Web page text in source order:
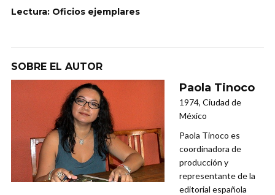
Lectura: Oficios ejemplares
SOBRE EL AUTOR
Paola Tinoco
1974, Ciudad de
México
Paola Tinoco es
coordinadora de
producción y
representante de la
editorial española